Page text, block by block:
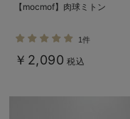
【mocmof】肉球ミトン
1件
￥2,090 税込